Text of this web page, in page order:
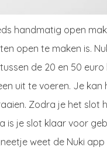
handmatig open
open te maken is.
de 20 en 50 euro
uit te voeren. Je kan
Zodra je het slot
is je slot klaar voor
weet de Nuki app